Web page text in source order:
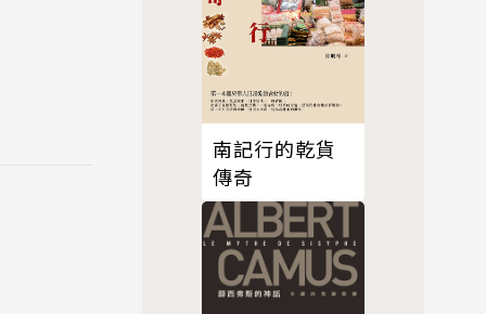
Crisi
南記行的乾貨
傳奇